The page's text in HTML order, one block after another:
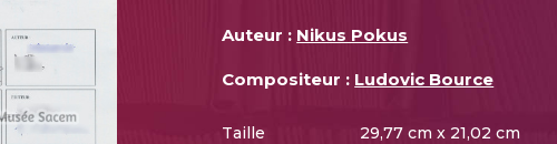
Auteur : Nikus Pokus
Compositeur : Ludovic Bource
Taille
29,77 cm x 21,02 cm